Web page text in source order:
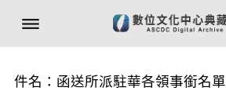
件名：函送所派駐華各領事銜名單